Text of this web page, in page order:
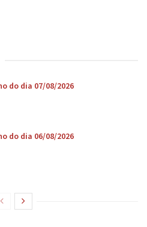
do dia 07/08/2026
do dia 06/08/2026